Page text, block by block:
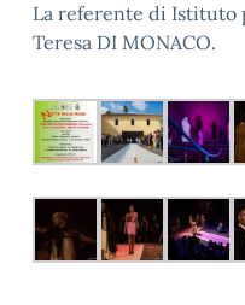
La referente di Istituto
Teresa DI MONACO.